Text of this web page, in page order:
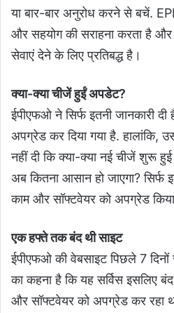
या बार-बार अनुरोध करने से बचें.
और सहयोग की सराहना करता है
सेवाएं देने के लिए प्रतिबद्ध है।
क्‍या-क्‍या चीजें हुईं अपडेट?
ईपीएफओ ने सिर्फ इतनी जानकारी
अपग्रेड कर दिया गया है. हालांकि,
नहीं दी कि क्‍या-क्‍या नई चीजें शुरू
अब कितना आसान हो जाएगा? सिर्फ
काम और सॉफ्टवेयर को अपग्रेड
एक हफ्ते तक बंद थी साइट
ईपीएफओ की वेबसाइट पिछले 7
का कहना है कि यह सर्विस इसलिए
और सॉफ्टवेयर को अपग्रेड कर रहा